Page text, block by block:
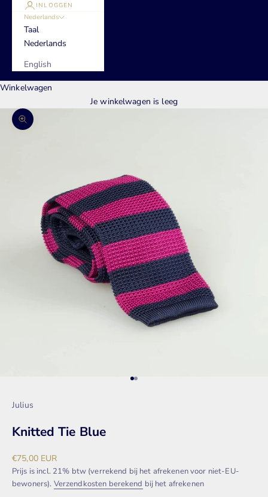
INLOGGEN
Nederlands
Taal
Nederlands
English
Winkelwagen
Je winkelwagen is leeg
In-/uitzoomen
Naar artikel 1
Naar artikel 2
Julius
Knitted Tie Blue
Aanbiedingsprijs
€75,00 EUR
Prijs is incl. 21% btw (verrekend bij het afrekenen voor niet-EU-
bewoners). Verzendkosten berekend bij het afrekenen